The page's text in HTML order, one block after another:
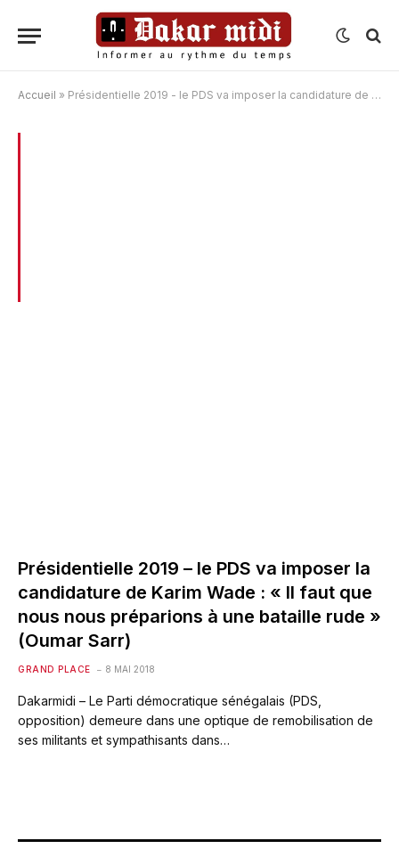
Accueil » Présidentielle 2019 - le PDS va imposer la candidature de Karim Wade : "Il faut que nous nous préparions à une bataille rude" (Oumar Sarr)
Présidentielle 2019 – le PDS va imposer la
candidature de Karim Wade : « Il faut que
nous nous préparions à une bataille rude »
(Oumar Sarr)
GRAND PLACE 8 MAI 2018
Dakarmidi – Le Parti démocratique sénégalais (PDS,
opposition) demeure dans une optique de remobilisation de
ses militants et sympathisants dans…